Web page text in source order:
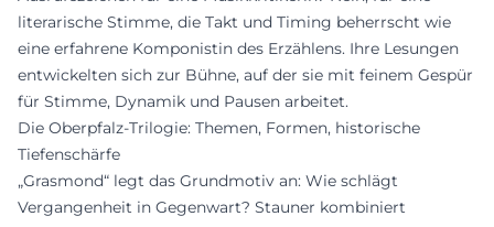
literarische Stimme, die Takt und Timing beherrscht wie
eine erfahrene Komponistin des Erzählens. Ihre Lesungen
entwickelten sich zur Bühne, auf der sie mit feinem Gespür
für Stimme, Dynamik und Pausen arbeitet.
Die Oberpfalz-Trilogie: Themen, Formen, historische
Tiefenschärfe
„Grasmond“ legt das Grundmotiv an: Wie schlägt
Vergangenheit in Gegenwart? Stauner kombiniert